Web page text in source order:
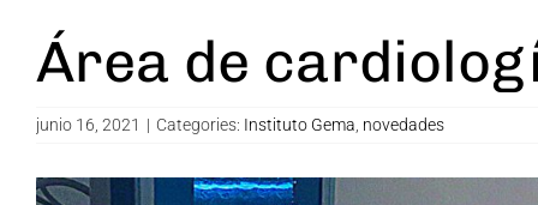
Área de
junio 16, 2021 | Categories: Instituto Gema novedades
View